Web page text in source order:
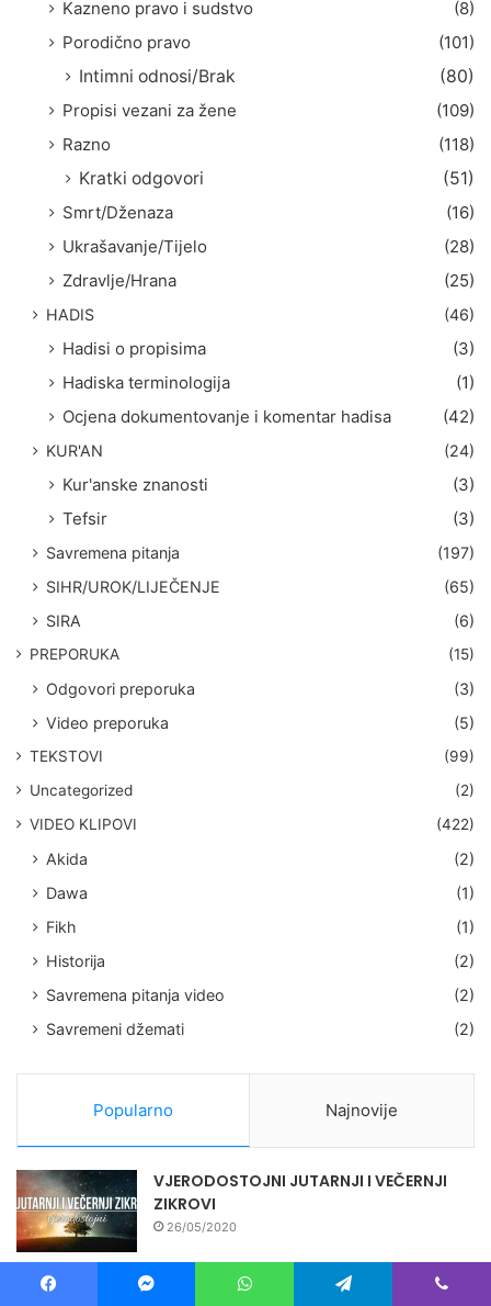
Kazneno pravo i sudstvo
(8)
Porodično pravo
(101)
Intimni odnosi/Brak
(80)
Propisi vezani za žene
(109)
Razno
(118)
Kratki odgovori
(51)
Smrt/Dženaza
(16)
Ukrašavanje/Tijelo
(28)
Zdravlje/Hrana
(25)
HADIS (46)
Hadisi o propisima
(3)
Hadiska terminologija
(1)
Ocjena dokumentovanje i komentar hadisa
(42)
KUR'AN (24)
Kur'anske znanosti
(3)
Tefsir
(3)
Savremena pitanja
(197)
SIHR/UROK/LIJEČENJE
(65)
SIRA
(6)
PREPORUKA (15)
Odgovori preporuka
(3)
Video preporuka
(5)
TEKSTOVI
(99)
Uncategorized
(2)
VIDEO KLIPOVI
(422)
Akida
(2)
Dawa
(1)
Fikh
(1)
Historija
(2)
Savremena pitanja video
(2)
Savremeni džemati
(2)
Popularno Najnovije
VJERODOSTOJNI JUTARNJI I VEČERNJI
ZIKROVI
26/05/2020
PRAVILNO UZIMANJE GUSULA